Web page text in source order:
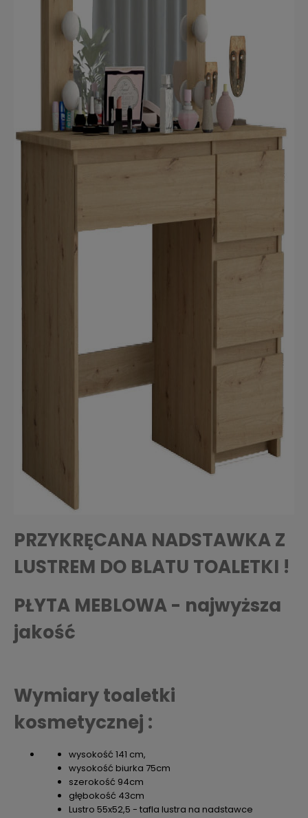
PRZYKRĘCANA NADSTAWKA Z
LUSTREM DO BLATU TOALETKI !
PŁYTA MEBLOWA - najwyższa
jakość
Wymiary toaletki
kosmetycznej :
wysokość 141 cm,
wysokość biurka 75cm
szerokość 94cm
głębokość 43cm
Lustro 55x52,5 - tafla lustra na nadstawce